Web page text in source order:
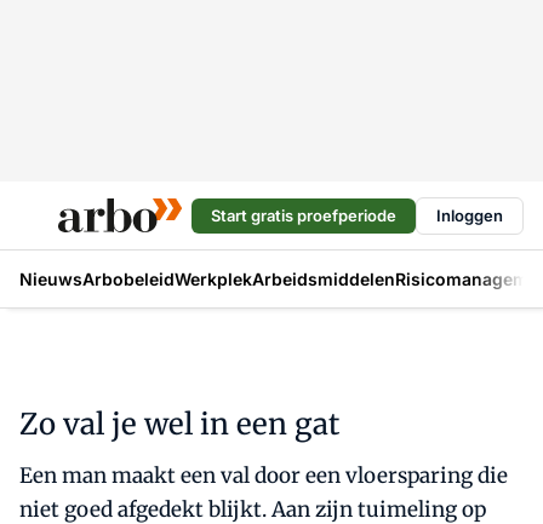
Start gratis proefperiode Inloggen
NieuwsArbobeleidWerkplekArbeidsmiddelen
Zo val je wel in een gat
Een man maakt een val door een vloersparing die
niet goed afgedekt blijkt. Aan zijn tuimeling op